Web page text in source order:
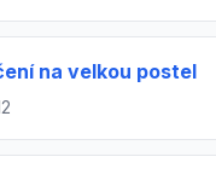
na velkou postel